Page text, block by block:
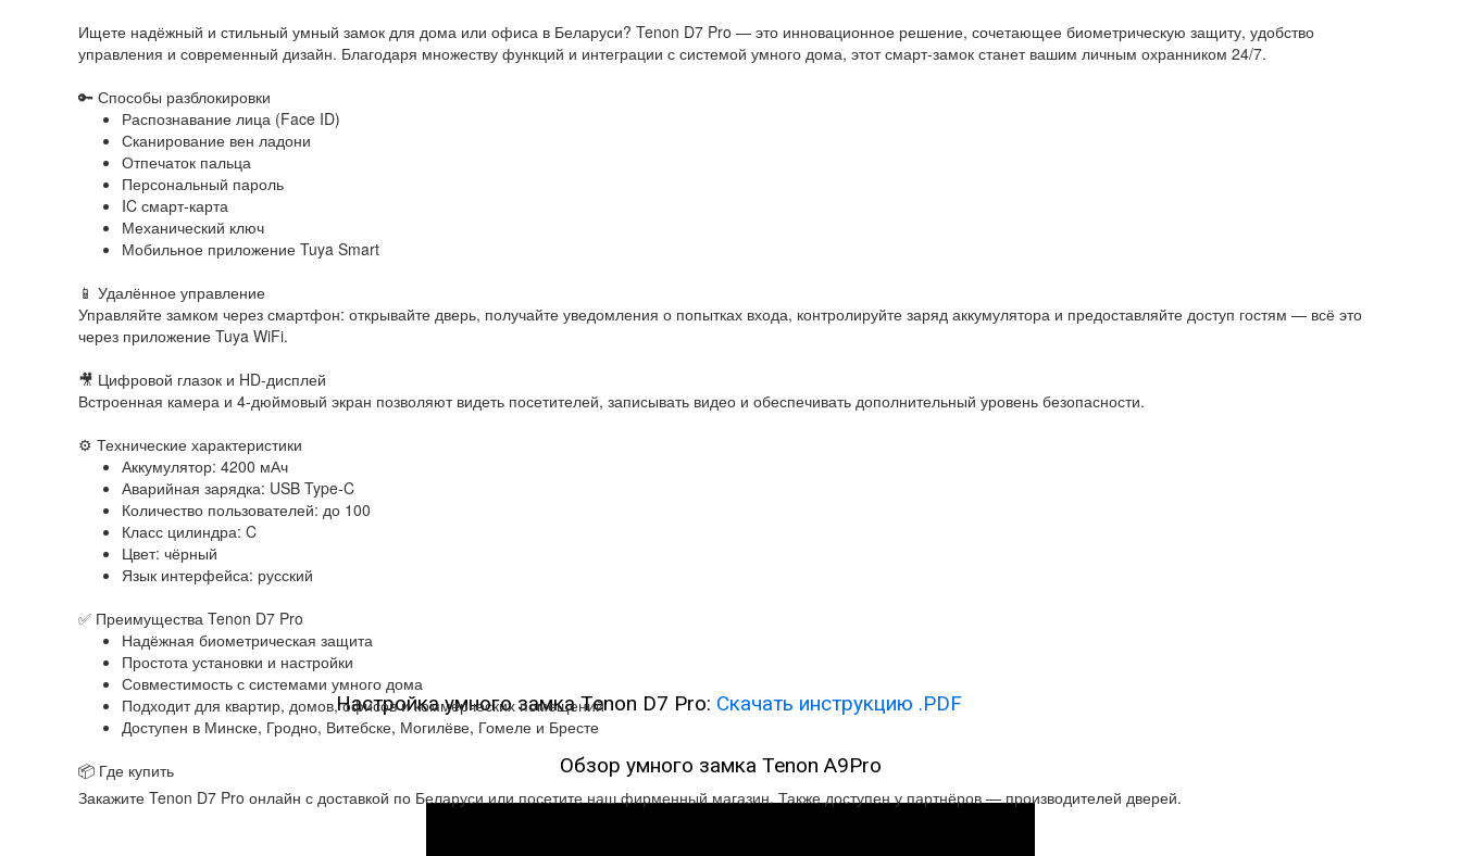
Ищете надёжный и стильный умный замок для дома или офиса в Беларуси? Tenon D7 Pro — это инновационное решение, сочетающее биометрическую защиту, удобство
управления и современный дизайн. Благодаря множеству функций и интеграции с системой умного дома, этот смарт-замок станет вашим личным охранником 24/7.
🔑 Способы разблокировки
Распознавание лица (Face ID)
Сканирование вен ладони
Отпечаток пальца
Персональный пароль
IC смарт-карта
Механический ключ
Мобильное приложение Tuya Smart
📱 Удалённое управление
Управляйте замком через смартфон: открывайте дверь, получайте уведомления о попытках входа, контролируйте заряд аккумулятора и предоставляйте доступ гостям — всё это
через приложение Tuya WiFi.
🎥 Цифровой глазок и HD-дисплей
Встроенная камера и 4-дюймовый экран позволяют видеть посетителей, записывать видео и обеспечивать дополнительный уровень безопасности.
⚙️ Технические характеристики
Аккумулятор: 4200 мАч
Аварийная зарядка: USB Type-C
Количество пользователей: до 100
Класс цилиндра: C
Цвет: чёрный
Язык интерфейса: русский
✅ Преимущества Tenon D7 Pro
Надёжная биометрическая защита
Простота установки и настройки
Совместимость с системами умного дома
Подходит для квартир, домов, офисов и коммерческих помещений
Доступен в Минске, Гродно, Витебске, Могилёве, Гомеле и Бресте
📦 Где купить
Закажите Tenon D7 Pro онлайн с доставкой по Беларуси или посетите наш фирменный магазин. Также доступен у партнёров — производителей дверей.
Настройка умного замка Tenon D7 Pro: Скачать инструкцию .PDF
Обзор умного замка Tenon A9Pro